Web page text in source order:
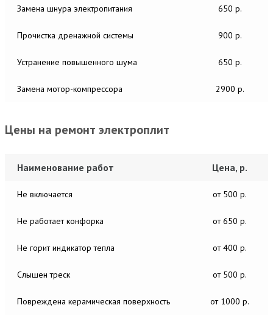
Замена шнура электропитания 650 р.
Прочистка дренажной системы 900 р.
Устранение повышенного шума 650 р.
Замена мотор-компрессора 2900 р.
Цены на ремонт электроплит
Наименование работ Цена, р.
Не включается от 500 р.
Не работает конфорка от 650 р.
Не горит индикатор тепла от 400 р.
Слышен треск от 500 р.
Повреждена керамическая поверхность от 1000 р.